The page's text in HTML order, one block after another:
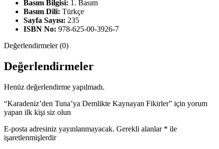
Basım Bilgisi: 1. Basım
Basım Dili: Türkçe
Sayfa Sayısı: 235
ISBN No: 978-625-00-3926-7
Değerlendirmeler (0)
Değerlendirmeler
Henüz değerlendirme yapılmadı.
“Karadeniz’den Tuna’ya Demlikte Kaynayan Fikirler” için yorum
yapan ilk kişi siz olun
E-posta adresiniz yayınlanmayacak. Gerekli alanlar * ile
işaretlenmişlerdir